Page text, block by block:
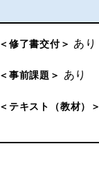
＜修了書交付＞ あり
＜事前課題＞ あり
＜テキスト（教材）＞